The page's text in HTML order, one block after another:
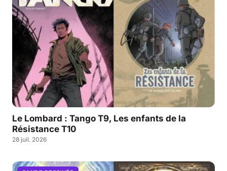
Le Lombard : Tango T9, Les enfants de la
Résistance T10
28 juil. 2026